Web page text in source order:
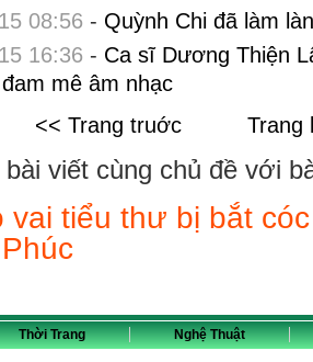
08:56 - Quỳnh Chi đã làm
16:36 - Ca sĩ Dương Thiện
mê âm nhạc
<< Trang truớc
Trang
viết cùng chủ đề với
vai tiểu thư bị bắt
Thời Trang Nghệ Thuật